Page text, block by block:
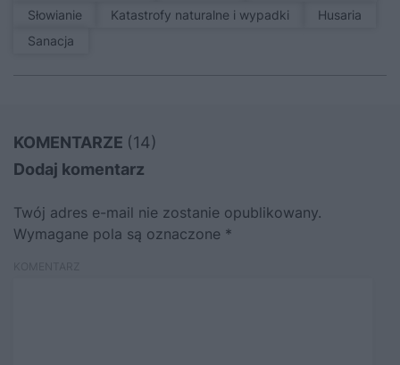
Słowianie
Katastrofy naturalne i wypadki
Husaria
sanacja
KOMENTARZE (14)
Dodaj komentarz
Twój adres e-mail nie zostanie opublikowany.
Wymagane pola są oznaczone *